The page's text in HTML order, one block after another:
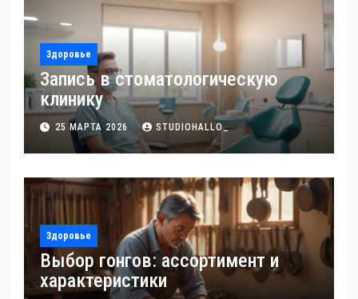
Здоровье
Запись в стоматологическую
клинику
25 МАРТА 2026 STUDIOHALLO_
Здоровье
Выбор гонгов: ассортимент и
характеристики